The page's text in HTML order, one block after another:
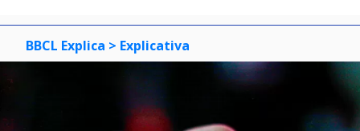
BBCL Explica > Explicativa